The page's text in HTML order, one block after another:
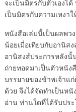
จะเป็นมิตรกับตัวเองไ
เป็นมิตรกับความเหงาใ
หนังสือเล่มนี้เป็นผลพว
น้อยเมื่อเทียบกับอานิส
อานิสงส์ประการหลังนั้
ถ่ายทอดมาเป็นตัวหนั
บรรยายของข้าพเจ้า
ด้วย จึงได้จัดทำเป็นห
อ่าน ท่านใดที่ได้รับปร